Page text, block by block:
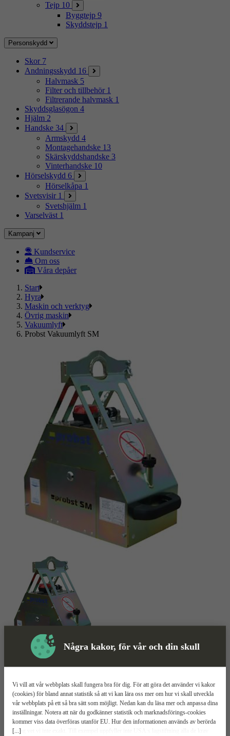
Några kakor, för vår och din skull
[...]
Vi vill att vår webbplats skall fungera bra för dig. För att göra det använder vi kakor
(cookies) för bland annat statistik så att vi kan lära oss mer om hur vi skall utveckla
vår webbplats på ett så bra sätt som möjligt. Nedan kan du läsa mer och anpassa dina
inställningar. Notera att när du godkänner statistik och marknadsförings-cookies
kommer viss data överföras utanför EU. Hur den informationen används av berörda
bolag vet vi inte exakt. Till exempel uppfyller inte USA:s lagstiftning alla de krav
Tejp 10
Byggtejp 9
Skyddstejp 1
Personskydd
Skor 7
Andningsskydd 16
Halvmask 5
Filter och tillbehör 1
Filtrerande halvmask 1
Skyddsglasögon 4
Hjälm 2
Handske 34
Armskydd 4
Montagehandske 13
Skärskyddshandske 3
Vinterhandske 10
Hörselskydd 6
Hörselkåpa 1
Svetsvisir 1
Svetshjälm 1
Varselväst 1
Kampanj
Kundservice
Om oss
Våra depåer
Start
Hyra
Maskin och verktyg
Övrig maskin
Vakuumlyft
Probst Vakuumlyft SM
Vakuumlyft Mer information
Probst SM